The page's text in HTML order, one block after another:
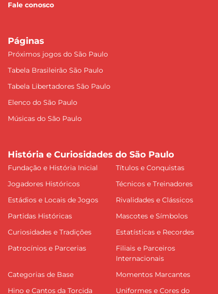
Fale conosco
Páginas
Próximos jogos do São Paulo
Tabela Brasileirão São Paulo
Tabela Libertadores São Paulo
Elenco do São Paulo
Músicas do São Paulo
História e Curiosidades do São Paulo
Fundação e História Inicial
Títulos e Conquistas
Jogadores Históricos
Técnicos e Treinadores
Estádios e Locais de Jogos
Rivalidades e Clássicos
Partidas Históricas
Mascotes e Símbolos
Curiosidades e Tradições
Estatísticas e Recordes
Patrocínios e Parcerias
Filiais e Parceiros
Internacionais
Categorias de Base
Momentos Marcantes
Hino e Cantos da Torcida
Uniformes e Cores do